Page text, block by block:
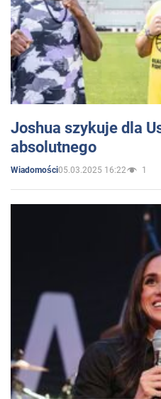
Joshua szykuje dla
absolutnego
Wiadomości05.03.2025 16:22 1